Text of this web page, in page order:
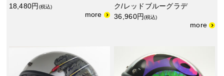
18,480円 (税込)
ク/レッドブルーグラデ
36,960円(税込)